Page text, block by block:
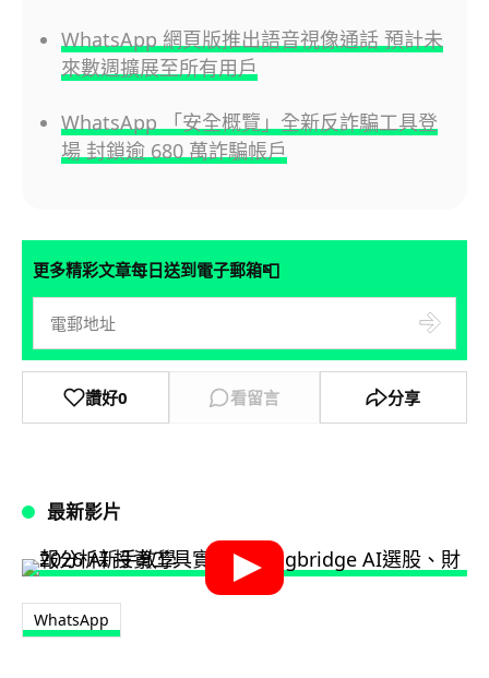
WhatsApp 網頁版推出語音視像通話 預計未
來數週擴展至所有用戶
WhatsApp 「安全概覽」全新反詐騙工具登
場 封鎖逾 680 萬詐騙帳戶
更多精彩文章每日送到電子郵箱📮
讚好0 看留言 分享
最新影片
WhatsApp